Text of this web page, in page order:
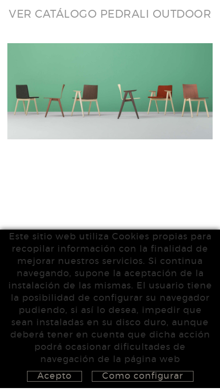
VER CATÁLOGO PEDRALI OUTDOOR
Este sitio web utiliza Cookies propias para
recopilar información con la finalidad de
mejorar nuestros servicios. Si continua
navegando, supone la aceptación de la
instalación de las mismas. El usuario tiene
la posibilidad de configurar su navegador
pudiendo, si así lo desea, impedir que
sean instaladas en su disco duro, aunque
deberá tener en cuenta que dicha acción
podrá ocasionar dificultades de
navegación de la página web
Acepto
Como configurar